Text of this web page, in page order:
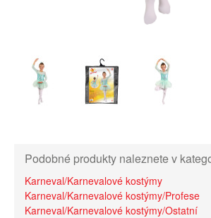
Podobné produkty naleznete v
Karneval/Karnevalové kostýmy
Karneval/Karnevalové kostýmy/Profese
Karneval/Karnevalové kostýmy/Ostatní